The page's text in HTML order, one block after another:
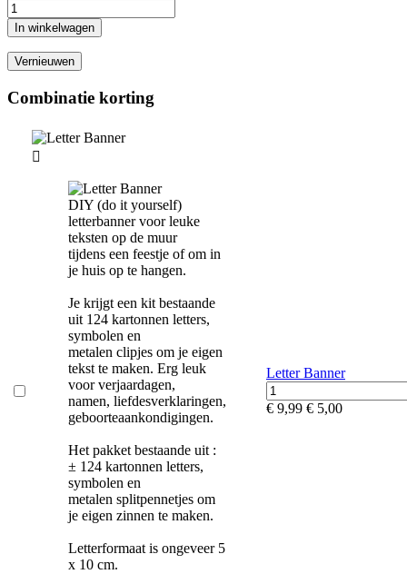
In winkelwagen
Combinatie korting

DIY (do it yourself)
letterbanner voor leuke
teksten op de muur
tijdens een feestje of om in
je huis op te hangen.
Je krijgt een kit bestaande
uit 124 kartonnen letters,
symbolen en
metalen clipjes om je eigen
tekst te maken. Erg leuk
voor verjaardagen,
namen, liefdesverklaringen,
geboorteaankondigingen.
Het pakket bestaande uit :
± 124 kartonnen letters,
symbolen en
metalen splitpennetjes om
je eigen zinnen te maken.
Letterformaat is ongeveer 5
x 10 cm.
Letter Banner
€ 9,99 € 5,00